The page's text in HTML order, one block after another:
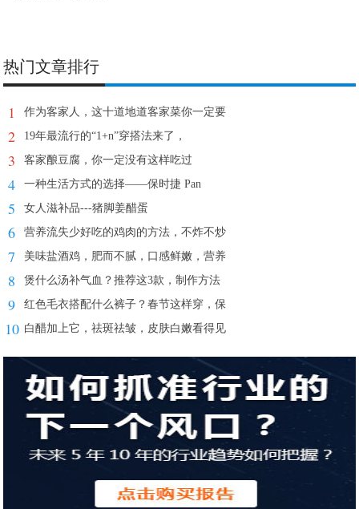
热门文章排行
1 作为客家人，这十道地道客家菜你一定要
2 19年最流行的“1+n”穿搭法来了，
3 客家酿豆腐，你一定没有这样吃过
4 一种生活方式的选择——保时捷 Pan
5 女人滋补品---猪脚姜醋蛋
6 营养流失少好吃的鸡肉的方法，不炸不炒
7 美味盐酒鸡，肥而不腻，口感鲜嫩，营养
8 煲什么汤补气血？推荐这3款，制作方法
9 红色毛衣搭配什么裤子？春节这样穿，保
10 白醋加上它，祛斑祛皱，皮肤白嫩看得见